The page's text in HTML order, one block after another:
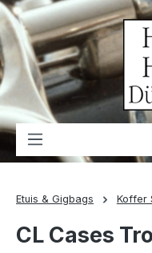
springen
Etuis & Gigbags Koffer
CL Cases